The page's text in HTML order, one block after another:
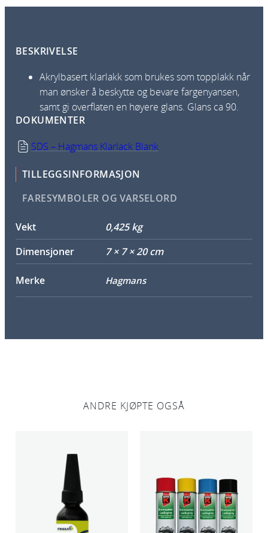
l
l
k
p
r
y
K
0
0
m
l
a
BESKRIVELSE
Akrylbasert klarlakk som brukes som topplakk når
man ønsker å beskytte og bevare fargenyansen,
samt gi overflaten en høyere glans. Glans ca 90.
DOKUMENTER
SDS – Hagmans Klarlack Blank
TILLEGGSINFORMASJON
FARESYMBOLER OG VARSELORD
Vekt
0,425 kg
Dimensjoner
7 × 7 × 20 cm
Merke Hagmans
ANDRE KJØPTE OGSÅ